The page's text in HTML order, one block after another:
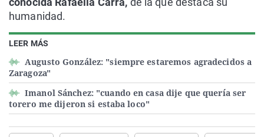
LEER MÁS
Augusto González: "siempre estaremos agradecidos a
Zaragoza"
Imanol Sánchez: "cuando en casa dije que quería ser
torero me dijeron si estaba loco"
humanidad.